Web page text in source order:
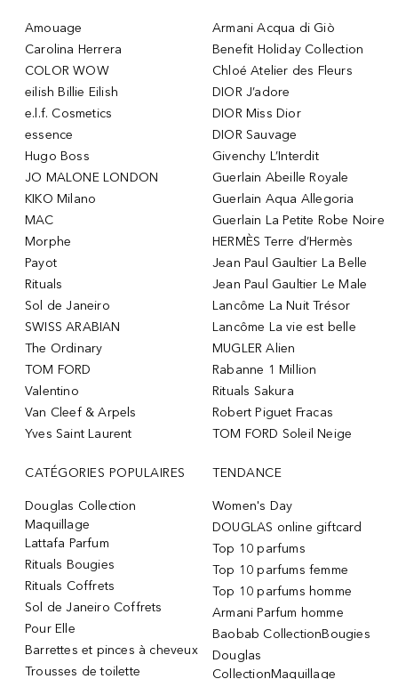
Amouage
Carolina Herrera
COLOR WOW
eilish Billie Eilish
e.l.f. Cosmetics
essence
Hugo Boss
JO MALONE LONDON
KIKO Milano
MAC
Morphe
Payot
Rituals
Sol de Janeiro
SWISS ARABIAN
The Ordinary
TOM FORD
Valentino
Van Cleef & Arpels
Yves Saint Laurent
Armani Acqua di Giò
Benefit Holiday Collection
Chloé Atelier des Fleurs
DIOR J’adore
DIOR Miss Dior
DIOR Sauvage
Givenchy L’Interdit
Guerlain Abeille Royale
Guerlain Aqua Allegoria
Guerlain La Petite Robe Noire
HERMÈS Terre d’Hermès
Jean Paul Gaultier La Belle
Jean Paul Gaultier Le Male
Lancôme La Nuit Trésor
Lancôme La vie est belle
MUGLER Alien
Rabanne 1 Million
Rituals Sakura
Robert Piguet Fracas
TOM FORD Soleil Neige
CATÉGORIES POPULAIRES
Douglas Collection
Maquillage
Lattafa Parfum
Rituals Bougies
Rituals Coffrets
Sol de Janeiro Coffrets
Pour Elle
Barrettes et pinces à cheveux
Trousses de toilette
TENDANCE
Women's Day
DOUGLAS online giftcard
Top 10 parfums
Top 10 parfums femme
Top 10 parfums homme
Armani Parfum homme
Baobab CollectionBougies
Douglas
CollectionMaquillage